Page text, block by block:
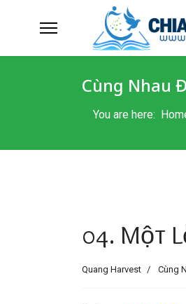
Cùng Nhau
You are here:
04. Một
Quang Harvest Cùng